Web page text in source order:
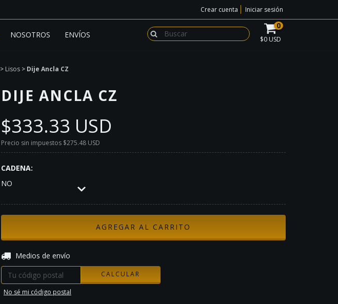
Crear cuenta Iniciar sesión
NOSOTROS ENVÍOS
0
$0 USD
> Lisos > Dije Ancla CZ
DIJE ANCLA CZ
$333.33 USD
Precio sin impuestos $275.48 USD
CADENA:
NO
Entregas para el CP:
Medios de envío
CALCULAR
No sé mi código postal